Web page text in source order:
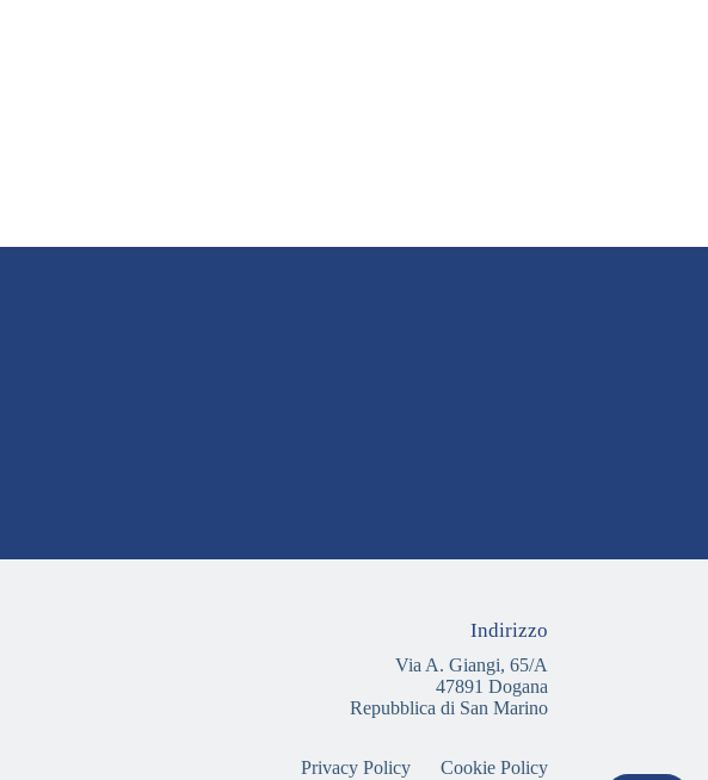
Indirizzo
Via A. Giangi, 65/A
47891 Dogana
Repubblica di San Marino
Privacy Policy Cookie Policy